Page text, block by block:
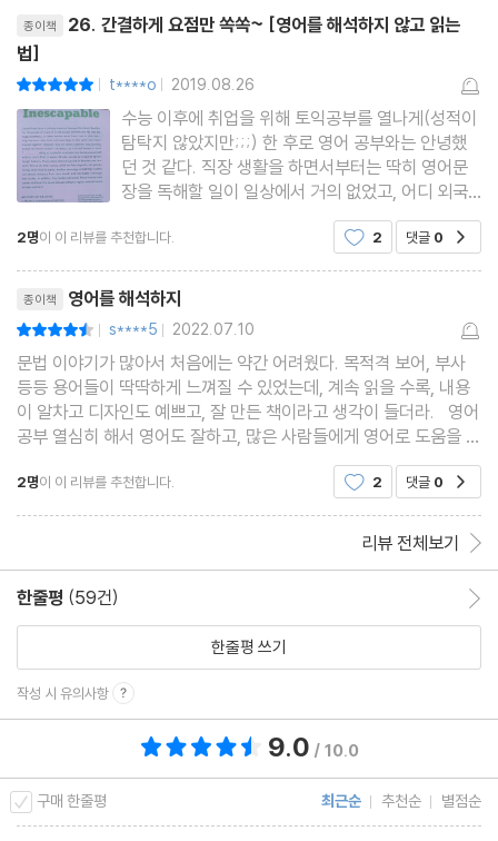
Pattern 43 원칙에 어긋난 최상급을 알면 해석이 필요 없다 106
Pattern 44 한끗 차이로 달라지는 말을 알면 해석이 필요 없다 10
8
Pattern 45 과거의 일을 추측하는 법을 알면 해석이 필요 없다 11
0
Pattern 46 명사절의 사라진 연결어를 찾으면 해석이 필요 없다 1
Pattern 47 기대와 다른 말을 이끄는 접속사를 알면 해석이 필요
없다 114
Pattern 48 관계대명사를 닮은 as를 알면 해석이 필요 없다 116
Pattern 49 to부정사의 변형을 알면 해석이 필요 없다 118
Pattern 50 생동감을 더하는 접속사를 알면 해석이 필요 없다 12
0
22
Pattern 52 형용사절 단서를 찾으면 해석이 필요 없다 124
Pattern 53 be동사를 따르는 to부정사를 알면 해석이 필요 없다
126
Pattern 54 동사를 결정하는 강조어를 알면 해석이 필요 없다 12
Pattern 55 주절에 얽매인 시제를 알면 해석이 필요 없다 130
Pattern 56 자리를 옮겨다니는 분사를 알면 해석이 필요 없다 132
Pattern 57 미묘한 뉘앙스 차이를 알면 해석이 필요 없다 134
Pattern 58 홀로 설 수 있는 부정사를 알면 해석이 필요 없다 136
Pattern 59 자주 등장하는 동명사 관용구를 알면 해석이 필요 없
종이책
26. 간결하게 요점만 쏙쏙~ [영어를 해석하지 않고 읽는
법]
| t****o | 2019.08.26
수능 이후에 취업을 위해 토익공부를 열나게(성적이
탐탁지 않았지만;;;) 한 후로 영어 공부와는 안녕했
던 것 같다. 직장 생활을 하면서부터는 딱히 영어문
장을 독해할 일이 일상에서 거의 없었고, 어디 외국
여행이나 가야 아주 손짓발짓 단어로만 이야기하는
영어를 쓸 뿐이라 담을 쌓고 살았다. 그랬더니 영어
문장이며 기억나는 것들
2명이 이 리뷰를 추천합니다. 2 댓글 0
종이책 영어를 해석하지
| s****5 | 2022.07.10
문법 이야기가 많아서 처음에는 약간 어려웠다. 목적격 보어, 부사
등등 용어들이 딱딱하게 느껴질 수 있었는데, 계속 읽을 수록, 내용
이 알차고 디자인도 예쁘고, 잘 만든 책이라고 생각이 들더라. 영어
공부 열심히 해서 영어도 잘하고, 많은 사람들에게 영어로 도움을 줘
열심히 활용해서 완벽하게 이해할 때까
2명이 이 리뷰를 추천합니다. 2 댓글 0
리뷰 전체보기
한줄평 (59건)
한줄평 쓰기
작성 시 유의사항
9.0 / 10.0
구매 한줄평 최근순 추천순 별점순